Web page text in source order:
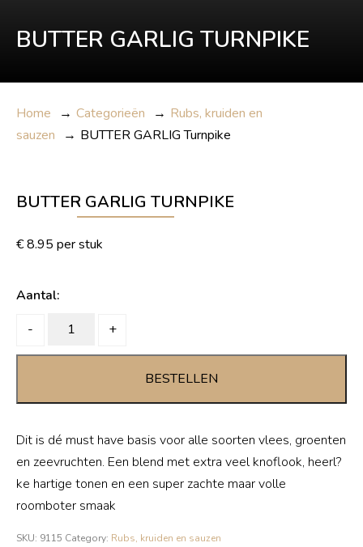
BUTTER GARLIG TURNPIKE
Home → Categorieën → Rubs, kruiden en
sauzen
→ BUTTER GARLIG Turnpike
BUTTER GARLIG TURNPIKE
€8.95 per stuk
Aantal:
-
BUTTER
+
BESTELLEN
Dit is dé must have basis voor alle soorten vlees, groenten
en zeevruchten. Een blend met extra veel knoflook, heerl?
ke hartige tonen en een super zachte maar volle
roomboter smaak
SKU: 9115 Category: Rubs, kruiden en sauzen